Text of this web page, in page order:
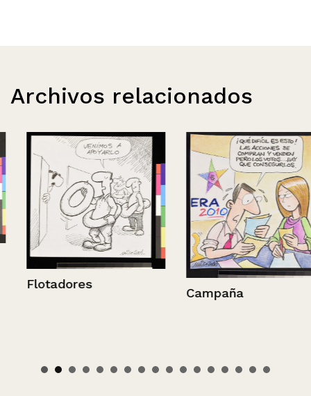
Archivos relacionados
Flotadores
Campaña